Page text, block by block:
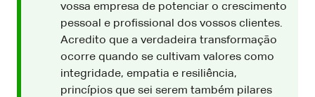
vossa empresa de potenciar o crescimento
pessoal e profissional dos vossos clientes.
Acredito que a verdadeira transformação
ocorre quando se cultivam valores como
integridade, empatia e resiliência,
princípios que sei serem também pilares